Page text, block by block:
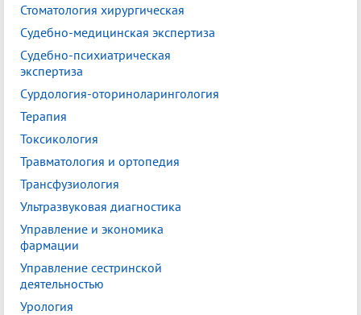
Стоматология хирургическая
Судебно-медицинская экспертиза
Судебно-психиатрическая
экспертиза
Сурдология-оториноларингология
Терапия
Токсикология
Травматология и ортопедия
Трансфузиология
Ультразвуковая диагностика
Управление и экономика
фармации
Управление сестринской
деятельностью
Урология